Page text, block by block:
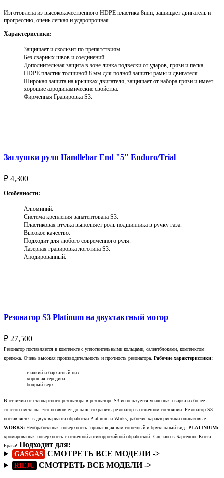
Изготовлена из высококачественного HDPE пластика 8mm, защищает двигатель и
прогрессию, очень легкая и ударопрочная.
Характеристики:
Защищает и скользит по препятствиям.
Без сварных швов и соединений.
Дополнительная защита в зоне линка подвески от ударов, грязи и песка.
HDPE пластик толщиной 8 мм для полной защиты рамы и двигателя.
Широкая защита на крышках двигателя, защищает от набора грязи и имеет
хорошие аэродинамические свойства.
Фирменная Гравировка S3.
Заглушки руля Handlebar End "5" Enduro/Trial
₽ 4,300
Особенности:
Алюминий.
Система крепления запатентована S3.
Пластиковая втулка выполняет роль подшипника в ручку газа.
Высокое качество.
Подходит для любого современного руля.
Лазерная гравировка логотипа S3.
Анодированный.
Резонатор S3 Platinum на двухтактный мотор
₽ 27,500
Резонатор поставляется в комплекте с уплотнительными кольцами, салентблоками, комплектом
крепежа. Очень высокая производительность и прочность резонатора. Рабочие характеристики:
- гладкий и бархатный низ.
- хорошая середина.
- бодрый верх.
В отличии от стандартного резонатора в резонаторе S3 используется усиленная сварка из более
толстого металла, что позволяет дольше сохранить резонатор в отличном состоянии. Резонатор S3
поставляется в двух варианта обработки Platinum и Works, рабочие характеристики одинаковые.
WORKS: Необработанная поверхность, придающая вам гоночный и брутальный вид. PLATINIUM:
хромированная поверхность с отличной антикоррозийной обработкой. Сделано в Барселоне-Коста-
Брава! Подходит для:
GASGAS СМОТРЕТЬ ВСЕ МОДЕЛИ ->
RIEJU СМОТРЕТЬ ВСЕ МОДЕЛИ ->